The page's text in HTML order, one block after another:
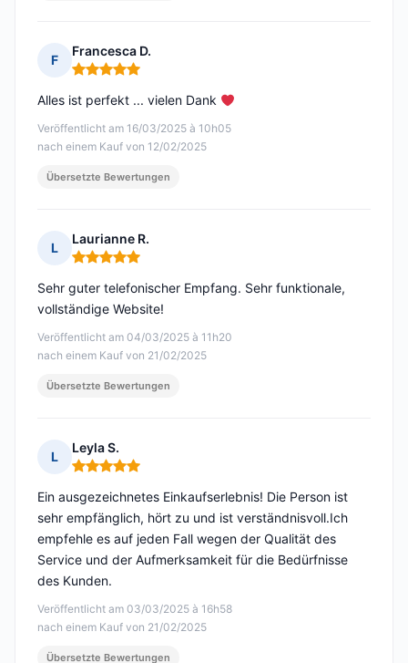
F
Francesca D.
Hinweis: 5 von 5
Veröffentlicht am 16/03/2025 à 10h05
nach einem Kauf von 12/02/2025
Alles ist perfekt ... vielen Dank
Übersetzte Bewertungen
L
Laurianne R.
Hinweis: 5 von 5
Veröffentlicht am 04/03/2025 à 11h20
nach einem Kauf von 21/02/2025
Sehr guter telefonischer Empfang. Sehr funktionale,
vollständige Website!
Übersetzte Bewertungen
L
Leyla S.
Hinweis: 5 von 5
Veröffentlicht am 03/03/2025 à 16h58
nach einem Kauf von 21/02/2025
Ein ausgezeichnetes Einkaufserlebnis! Die Person ist
sehr empfänglich, hört zu und ist verständnisvoll.Ich
empfehle es auf jeden Fall wegen der Qualität des
Service und der Aufmerksamkeit für die Bedürfnisse
des Kunden.
Übersetzte Bewertungen